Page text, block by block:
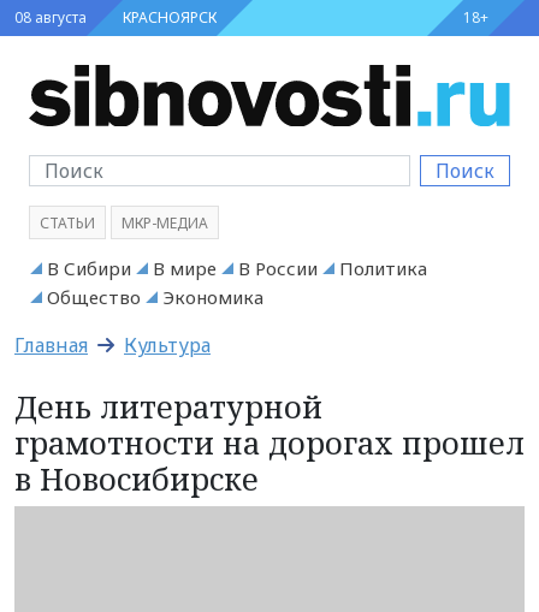
08 августа КРАСНОЯРСК 18+
Поиск
СТАТЬИ МКР-МЕДИА
В Сибири В мире В России
Политика
Общество
Экономика
Главная Культура
День литературной
грамотности на дорогах прошел
в Новосибирске